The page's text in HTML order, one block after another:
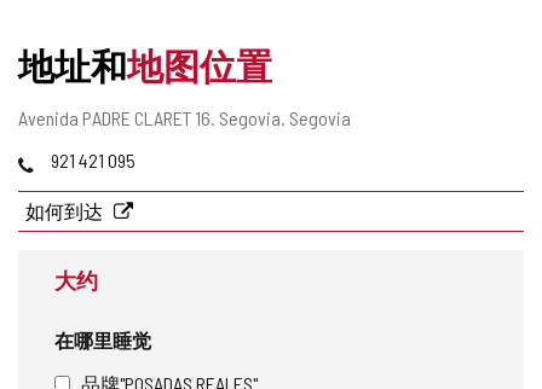
地址和地图位置
邮
地
址
Avenida PADRE CLARET 16. Segovia. Segovia
电
921 421 095
如何到达
大约
在哪里睡觉
品牌"POSADAS REALES"